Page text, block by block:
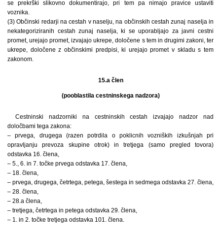
se prekrški slikovno dokumentirajo, pri tem pa nimajo pravice ustaviti
voznika.
(3) Občinski redarji na cestah v naselju, na občinskih cestah zunaj naselja in
nekategoriziranih cestah zunaj naselja, ki se uporabljajo za javni cestni
promet, urejajo promet, izvajajo ukrepe, določene s tem in drugimi zakoni, ter
ukrepe, določene z občinskimi predpisi, ki urejajo promet v skladu s tem
zakonom.
15.a člen
(pooblastila cestninskega nadzora)
Cestninski nadzorniki na cestninskih cestah izvajajo nadzor nad
določbami tega zakona:
– prvega, drugega (razen potrdila o poklicnih vozniških izkušnjah pri
opravljanju prevoza skupine otrok) in tretjega (samo pregled tovora)
odstavka 16. člena,
– 5., 6. in 7. točke prvega odstavka 17. člena,
– 18. člena,
– prvega, drugega, četrtega, petega, šestega in sedmega odstavka 27. člena,
– 28. člena,
– 28.a člena,
– tretjega, četrtega in petega odstavka 29. člena,
– 1. in 2. točke tretjega odstavka 101. člena.